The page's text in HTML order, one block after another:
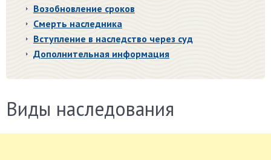
Возобновление сроков
Смерть наследника
Вступление в наследство через суд
Дополнительная информация
Виды наследования